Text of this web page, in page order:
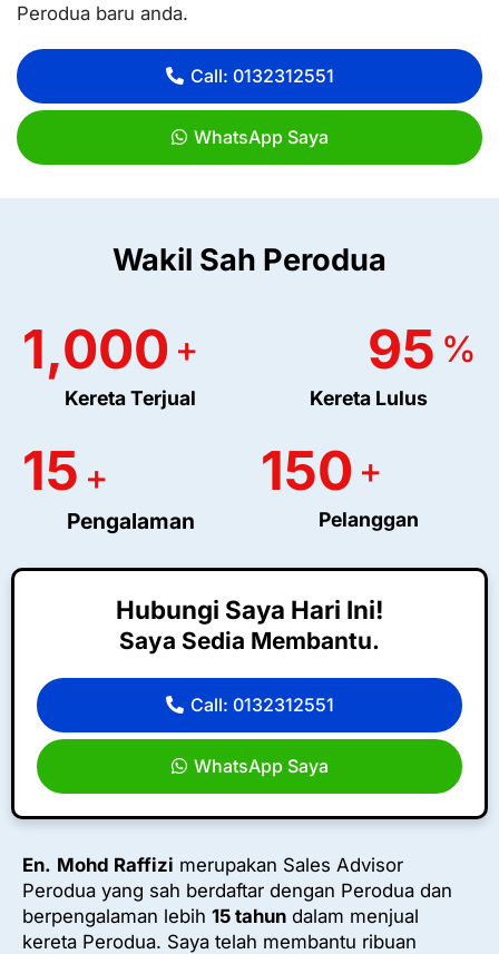
Perodua baru anda.
Call: 0132312551
WhatsApp Saya
Wakil Sah Perodua
Kereta Terjual
1,000 +
Kereta Lulus
95 %
15 +
Pengalaman Pelanggan
150 +
Hubungi Saya Hari Ini!
Saya Sedia Membantu.
Call: 0132312551
WhatsApp Saya
En. Mohd Raffizi merupakan Sales Advisor
Perodua yang sah berdaftar dengan Perodua dan
berpengalaman lebih 15 tahun dalam menjual
kereta Perodua. Saya telah membantu ribuan